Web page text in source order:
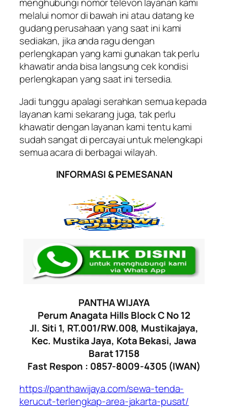
menghubungi nomor televon layanan kami
melalui nomor di bawah ini atau datang ke
gudang perusahaan yang saat ini kami
sediakan, jika anda ragu dengan
perlengkapan yang kami gunakan tak perlu
khawatir anda bisa langsung cek kondisi
perlengkapan yang saat ini tersedia.
Jadi tunggu apalagi serahkan semua kepada
layanan kami sekarang juga, tak perlu
khawatir dengan layanan kami tentu kami
sudah sangat di percayai untuk melengkapi
semua acara di berbagai wilayah.
INFORMASI & PEMESANAN
PANTHA WIJAYA
Perum Anagata Hills Block C No 12
Jl. Siti 1, RT.001/RW.008, Mustikajaya,
Kec. Mustika Jaya, Kota Bekasi, Jawa
Barat 17158
Fast Respon : 0857-8009-4305 (IWAN)
https://panthawijaya.com/sewa-tenda-
kerucut-terlengkap-area-jakarta-pusat/